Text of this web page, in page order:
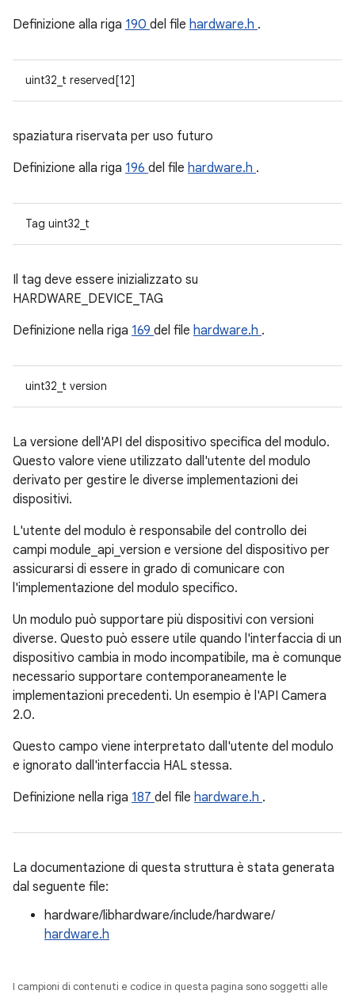
Definizione alla riga 190 del file hardware.h .
uint32_t reserved[12]
spaziatura riservata per uso futuro
Definizione alla riga 196 del file hardware.h .
Tag uint32_t
Il tag deve essere inizializzato su
HARDWARE_DEVICE_TAG
Definizione nella riga 169 del file hardware.h .
uint32_t version
La versione dell'API del dispositivo specifica del modulo.
Questo valore viene utilizzato dall'utente del modulo
derivato per gestire le diverse implementazioni dei
dispositivi.
L'utente del modulo è responsabile del controllo dei
campi module_api_version e versione del dispositivo per
assicurarsi di essere in grado di comunicare con
l'implementazione del modulo specifico.
Un modulo può supportare più dispositivi con versioni
diverse. Questo può essere utile quando l'interfaccia di un
dispositivo cambia in modo incompatibile, ma è comunque
necessario supportare contemporaneamente le
implementazioni precedenti. Un esempio è l'API Camera
2.0.
Questo campo viene interpretato dall'utente del modulo
e ignorato dall'interfaccia HAL stessa.
Definizione nella riga 187 del file hardware.h .
La documentazione di questa struttura è stata generata
dal seguente file:
hardware/libhardware/include/hardware/
hardware.h
I campioni di contenuti e codice in questa pagina sono soggetti alle